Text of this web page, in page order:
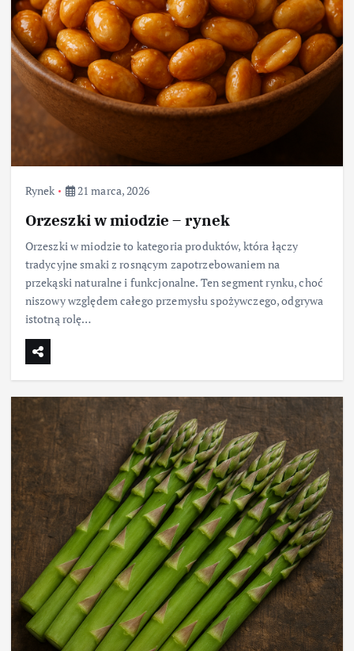
Rynek 21 marca, 2026
Orzeszki w miodzie – rynek
Orzeszki w miodzie to kategoria produktów, która łączy
tradycyjne smaki z rosnącym zapotrzebowaniem na
przekąski naturalne i funkcjonalne. Ten segment rynku, choć
niszowy względem całego przemysłu spożywczego, odgrywa
istotną rolę…